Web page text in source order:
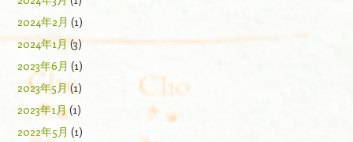
2024年2月 (1)
2024年1月 (3)
2023年6月 (1)
2023年5月 (1)
2023年1月(1)
2022年5月 (1)